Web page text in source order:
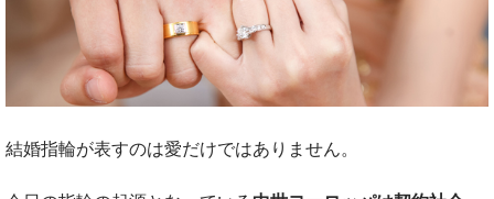
結婚指輪が表すのは愛だけではありません。